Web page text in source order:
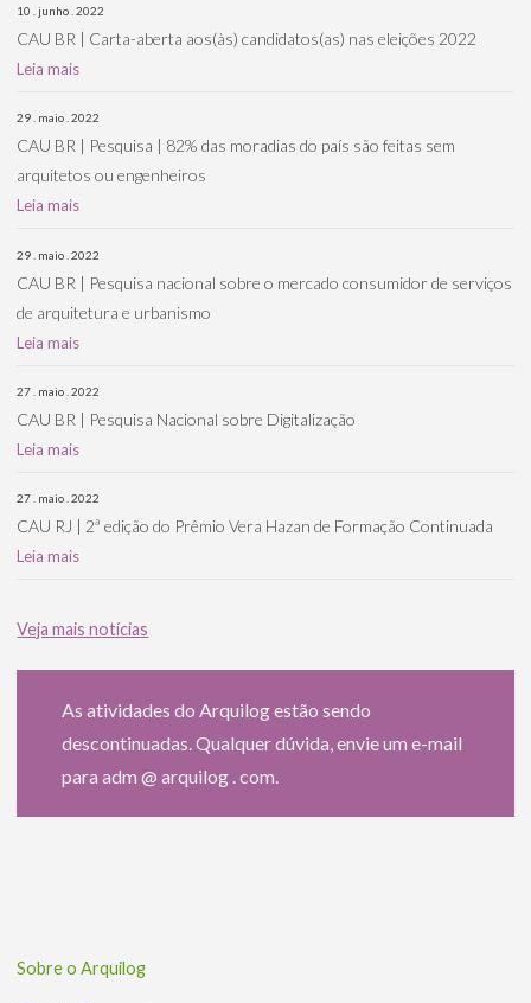
10 . junho . 2022
CAU BR | Carta-aberta aos(às) candidatos(as) nas eleições 2022
Leia mais
29 . maio . 2022
CAU BR | Pesquisa | 82% das moradias do país são feitas sem
arquitetos ou engenheiros
Leia mais
29 . maio . 2022
CAU BR | Pesquisa nacional sobre o mercado consumidor de serviços
de arquitetura e urbanismo
Leia mais
27 . maio . 2022
CAU BR | Pesquisa Nacional sobre Digitalização
Leia mais
27 . maio . 2022
CAU RJ | 2ª edição do Prêmio Vera Hazan de Formação Continuada
Leia mais
Veja mais notícias
As atividades do Arquilog estão sendo
descontinuadas. Qualquer dúvida, envie um e-mail
para adm @ arquilog . com.
Sobre o Arquilog